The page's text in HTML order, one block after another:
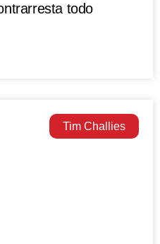
todo
Tim Challies